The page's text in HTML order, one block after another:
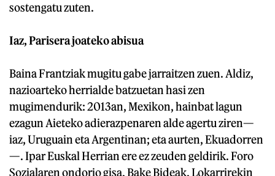
sostengatu zuten.
Iaz, Parisera joateko abisua
Baina Frantziak mugitu gabe jarraitzen zuen. Aldiz,
nazioarteko herrialde batzuetan hasi zen
mugimendurik: 2013an, Mexikon, hainbat lagun
ezagun Aieteko adierazpenaren alde agertu ziren—
iaz, Uruguain eta Argentinan; eta aurten, Ekuadorren
—. Ipar Euskal Herrian ere ez zeuden geldirik. Foro
Sozialaren ondorio gisa, Bake Bideak, Lokarrirekin